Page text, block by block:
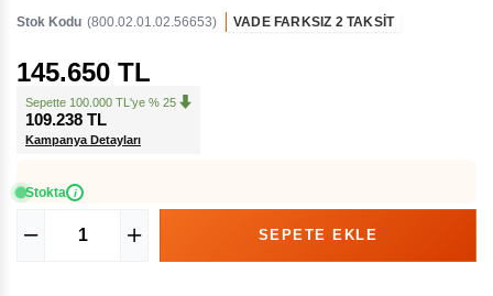
Stok Kodu (800.02.01.02.56653) VADE FARKSIZ 2 TAKSİT
145.650 TL
Sepette 100.000 TL'ye % 25
109.238 TL
Kampanya Detayları
Stokta i